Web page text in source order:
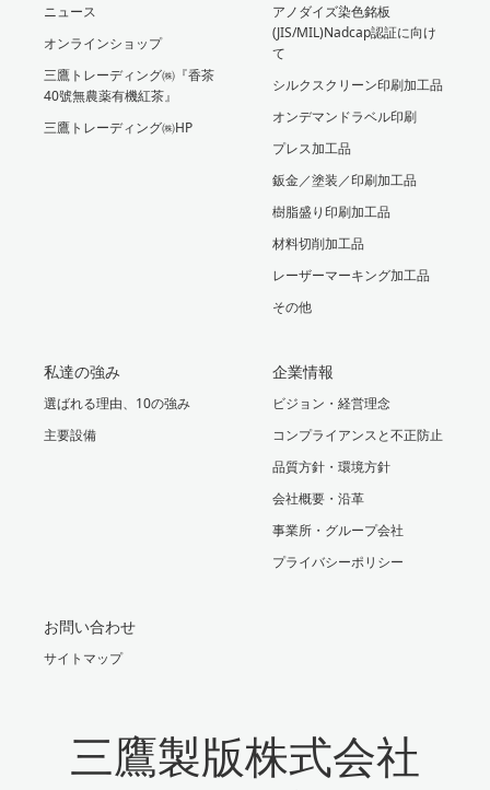
ニュース
オンラインショップ
三鷹トレーディング㈱『香茶
40號無農薬有機紅茶』
三鷹トレーディング㈱HP
アノダイズ染色銘板
(JIS/MIL)Nadcap認証に向け
て
シルクスクリーン印刷加工品
オンデマンドラベル印刷
プレス加工品
鈑金／塗装／印刷加工品
樹脂盛り印刷加工品
材料切削加工品
レーザーマーキング加工品
その他
私達の強み
選ばれる理由、10の強み
主要設備
企業情報
ビジョン・経営理念
コンプライアンスと不正防止
品質方針・環境方針
会社概要・沿革
事業所・グループ会社
プライバシーポリシー
お問い合わせ
サイトマップ
三鷹製版株式会社